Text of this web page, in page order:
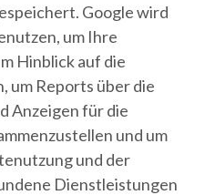
Google wird
um Ihre
Hinblick auf die
um Reports über die
Anzeigen für die
und um
und der
Dienstleistungen